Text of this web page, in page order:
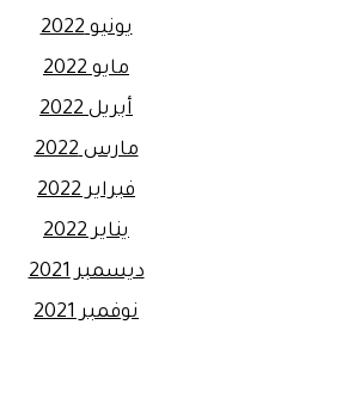
يونيو 2022
مايو 2022
أبريل 2022
مارس 2022
فبراير 2022
يناير 2022
ديسمبر 2021
نوفمبر 2021